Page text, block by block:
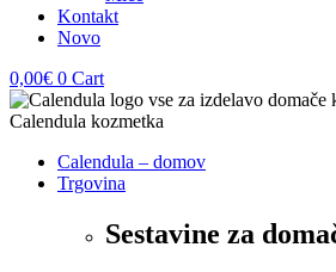
Kontakt
Novo
0,00€ 0 Cart
Calendula – domov
Trgovina
Sestavine za